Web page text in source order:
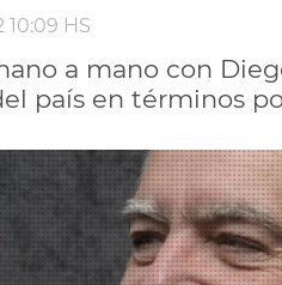
10:09 HS
a mano con
país en términos